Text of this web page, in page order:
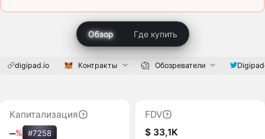
Обзор Где купить
digipad.io Контракты Обозреватели
Капитализация
‒% #7258
FDV
$ 33,1K